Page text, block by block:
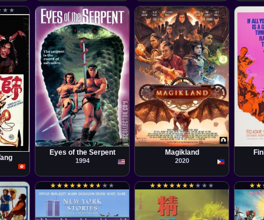
★
★ ★
★
Película
Ricardo Jacques Gale
Eyes of the Serpent
1994
Película
Christian Acuna
Magikland
2020
★
★ ★
★ ★
★ ★
★ ★
★ ★
★ ★
★ ★
★ ★
★ ★
★ ★
★ ★
★ ★
★ ★
★ ★
★ ★
★ ★
★ ★
★ ★
★ ★
★ ★
★ ★
★